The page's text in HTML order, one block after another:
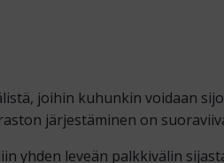
joihin kuhunkin voidaan
järjestäminen on
yhden leveän palkkivälin